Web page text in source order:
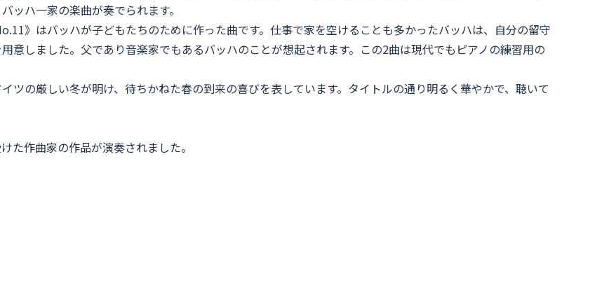
ッハ一家の楽曲が奏でられます。
》はバッハが子どもたちのために作った曲です。仕事で家を空けることも多かったバッハは、自分の留守
意しました。父であり音楽家でもあるバッハのことが想起されます。この2曲は現代でもピアノの練習用の
ツの厳しい冬が明け、待ちかねた春の到来の喜びを表しています。タイトルの通り明るく華やかで、聴いて
た作曲家の作品が演奏されました。